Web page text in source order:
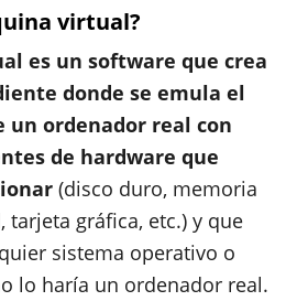
virtual?
es un software que crea
donde se emula el
ordenador real con
de hardware que
(disco duro, memoria
tarjeta gráfica, etc.) y que
sistema operativo o
lo haría un ordenador real.